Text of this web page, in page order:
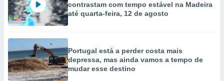
e
de
1199
contrastam com tempo estável na Madeira
até quarta-feira, 12 de agosto
Portugal está a perder costa mais
depressa, mas ainda vamos a tempo de
mudar esse destino